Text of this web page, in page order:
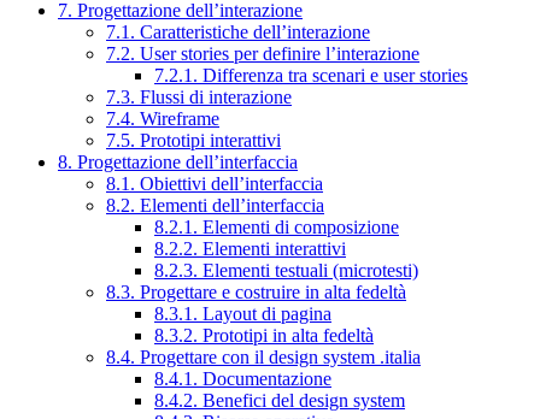
7. Progettazione dell’interazione
7.1. Caratteristiche dell’interazione
7.2. User stories per definire l’interazione
7.2.1. Differenza tra scenari e user stories
7.3. Flussi di interazione
7.4. Wireframe
7.5. Prototipi interattivi
8. Progettazione dell’interfaccia
8.1. Obiettivi dell’interfaccia
8.2. Elementi dell’interfaccia
8.2.1. Elementi di composizione
8.2.2. Elementi interattivi
8.2.3. Elementi testuali (microtesti)
8.3. Progettare e costruire in alta fedeltà
8.3.1. Layout di pagina
8.3.2. Prototipi in alta fedeltà
8.4. Progettare con il design system .italia
8.4.1. Documentazione
8.4.2. Benefici del design system